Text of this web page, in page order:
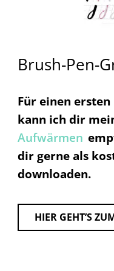
Brush-Pen-
Für einen
kann ich dir
Aufwärmen
dir gerne als
downloaden.
HIER GEHT’S